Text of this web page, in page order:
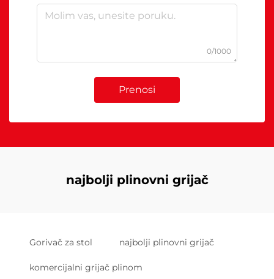
0/1000
Prenosi
najbolji plinovni grijač
Gorivač za stol najbolji plinovni grijač
komercijalni grijač plinom